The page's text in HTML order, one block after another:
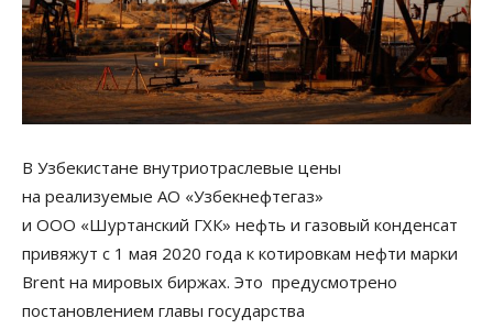
В Узбекистане внутриотраслевые цены
на реализуемые АО «Узбекнефтегаз»
и ООО «Шуртанский ГХК» нефть и газовый конденсат
привяжут с 1 мая 2020 года к котировкам нефти марки
Brent на мировых биржах. Это предусмотрено
постановлением главы государства